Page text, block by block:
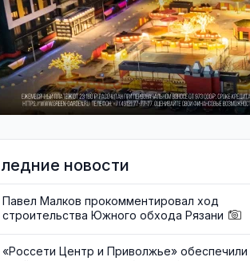
новости
Павел Малков прокомментировал ход
строительства Южного обхода Рязани
«Россети Центр и Приволжье» обеспечили